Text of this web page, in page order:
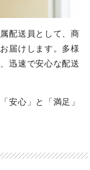
配送員として、商
届けします。多様
迅速で安心な配送
安心」と「満足」